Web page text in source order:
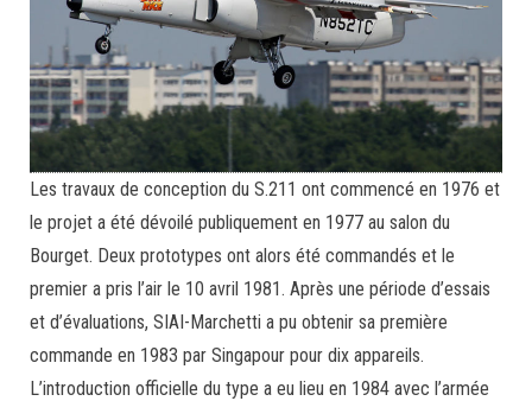
Les travaux de conception du S.211 ont commencé en 1976 et
le projet a été dévoilé publiquement en 1977 au salon du
Bourget. Deux prototypes ont alors été commandés et le
premier a pris l’air le 10 avril 1981. Après une période d’essais
et d’évaluations, SIAI-Marchetti a pu obtenir sa première
commande en 1983 par Singapour pour dix appareils.
L’introduction officielle du type a eu lieu en 1984 avec l’armée